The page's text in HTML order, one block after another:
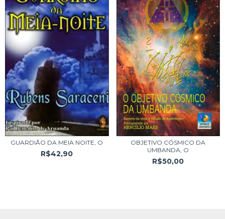
GUARDIÃO DA MEIA NOITE, O
R$42,90
OBJETIVO CÓSMICO DA
UMBANDA, O
R$50,00